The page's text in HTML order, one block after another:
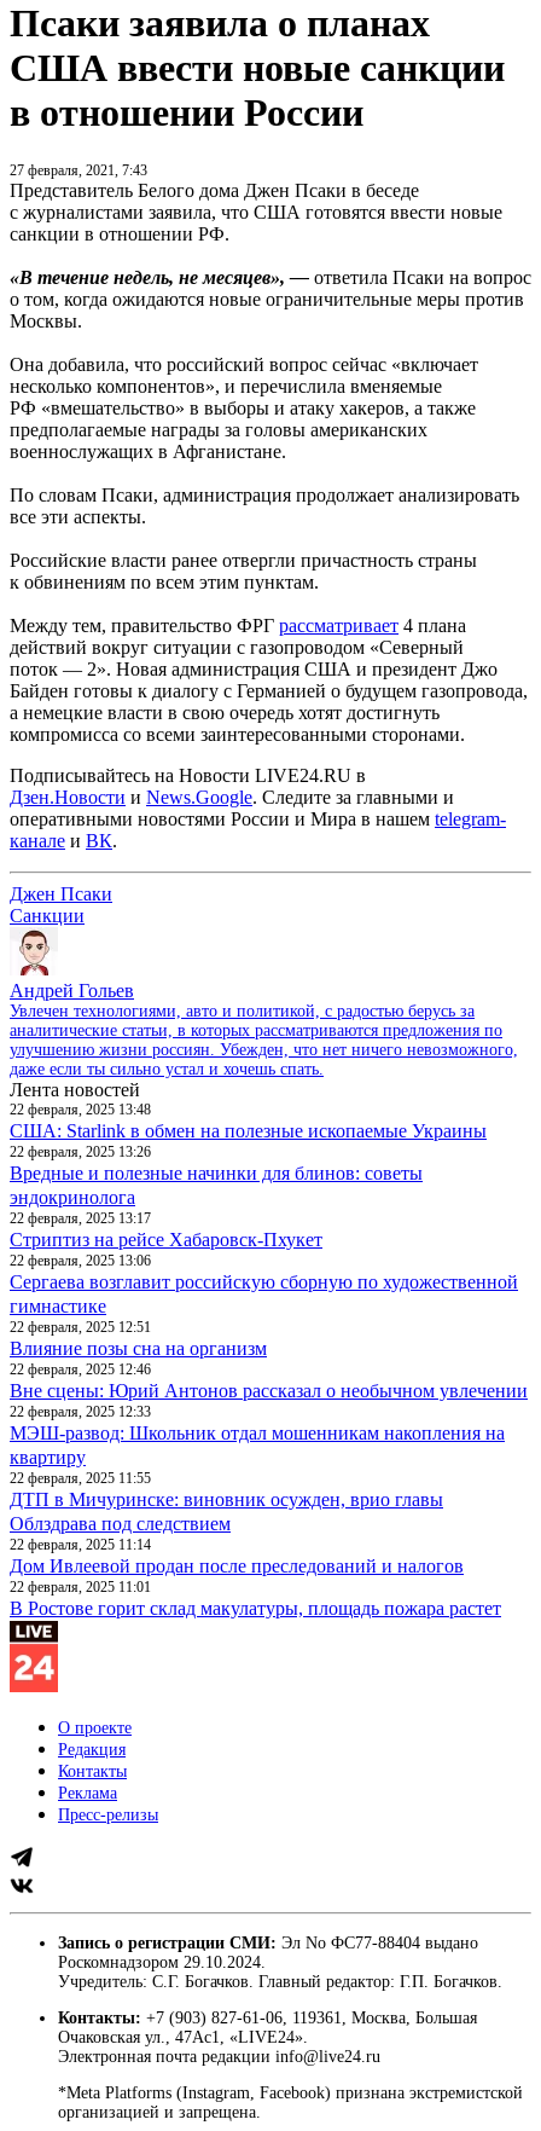
Псаки заявила о планах
США ввести новые санкции
в отношении России
27 февраля, 2021, 7:43
Представитель Белого дома Джен Псаки в беседе
с журналистами заявила, что США готовятся ввести новые
санкции в отношении РФ.
«В течение недель, не месяцев», — ответила Псаки на вопрос
о том, когда ожидаются новые ограничительные меры против
Москвы.
Она добавила, что российский вопрос сейчас «включает
несколько компонентов», и перечислила вменяемые
РФ «вмешательство» в выборы и атаку хакеров, а также
предполагаемые награды за головы американских
военнослужащих в Афганистане.
По словам Псаки, администрация продолжает анализировать
все эти аспекты.
Российские власти ранее отвергли причастность страны
к обвинениям по всем этим пунктам.
Между тем, правительство ФРГ рассматривает 4 плана
действий вокруг ситуации с газопроводом «Северный
поток — 2». Новая администрация США и президент Джо
Байден готовы к диалогу с Германией о будущем газопровода,
а немецкие власти в свою очередь хотят достигнуть
компромисса со всеми заинтересованными сторонами.
Подписывайтесь на Новости LIVE24.RU в
Дзен.Новости и News.Google. Следите за главными и
оперативными новостями России и Мира в нашем telegram-
канале и ВК.
Джен Псаки
Санкции
Андрей Гольев
Увлечен технологиями, авто и политикой, с радостью берусь за
аналитические статьи, в которых рассматриваются предложения по
улучшению жизни россиян. Убежден, что нет ничего невозможного,
даже если ты сильно устал и хочешь спать.
Лента новостей
22 февраля, 2025 13:48
США: Starlink в обмен на полезные ископаемые Украины
22 февраля, 2025 13:26
Вредные и полезные начинки для блинов: советы
эндокринолога
22 февраля, 2025 13:17
Стриптиз на рейсе Хабаровск-Пхукет
22 февраля, 2025 13:06
Сергаева возглавит российскую сборную по художественной
гимнастике
22 февраля, 2025 12:51
Влияние позы сна на организм
22 февраля, 2025 12:46
Вне сцены: Юрий Антонов рассказал о необычном увлечении
22 февраля, 2025 12:33
МЭШ-развод: Школьник отдал мошенникам накопления на
квартиру
22 февраля, 2025 11:55
ДТП в Мичуринске: виновник осужден, врио главы
Облздрава под следствием
22 февраля, 2025 11:14
Дом Ивлеевой продан после преследований и налогов
22 февраля, 2025 11:01
В Ростове горит склад макулатуры, площадь пожара растет
О проекте
Редакция
Контакты
Реклама
Пресс-релизы
Запись о регистрации СМИ: Эл No ФС77-88404 выдано
Роскомнадзором 29.10.2024.
Учредитель: С.Г. Богачков. Главный редактор: Г.П. Богачков.
Контакты: +7 (903) 827-61-06, 119361, Москва, Большая
Очаковская ул., 47Ас1, «LIVE24».
Электронная почта редакции info@live24.ru
*Meta Platforms (Instagram, Facebook) признана экстремистской
организацией и запрещена.